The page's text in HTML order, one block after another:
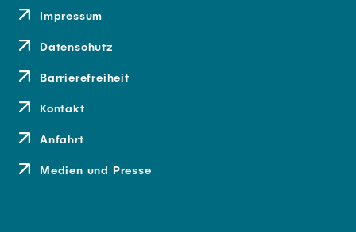
Impressum
Datenschutz
Barrierefreiheit
Kontakt
Anfahrt
Medien und Presse